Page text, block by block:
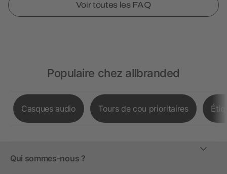
Voir toutes les FAQ
Populaire chez allbranded
Casques audio Tours de cou prioritaires
Qui sommes-nous ?